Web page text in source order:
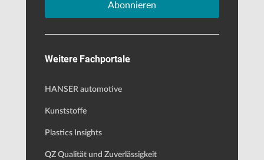
Abonnieren
Weitere Fachportale
HANSER automotive
Kunststoffe
Plastics Insights
QZ Qualität und Zuverlässigkeit